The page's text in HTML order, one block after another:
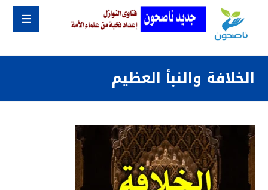
‏الخلافة ‏والنبأ العظيم